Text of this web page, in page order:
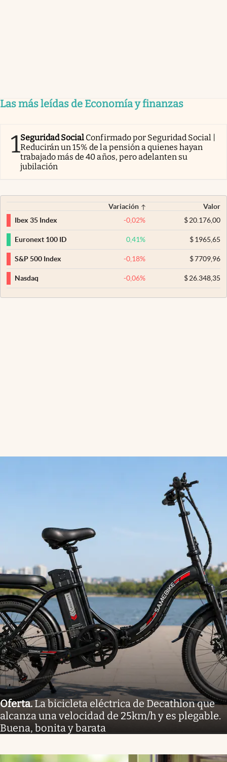
Las más leídas de Economía y finanzas
1Seguridad Social Confirmado por Seguridad Social |
Reducirán un 15% de la pensión a quienes hayan
trabajado más de 40 años, pero adelanten su
jubilación
Variación
Valor
Ibex 35 Index
-0,02% $20.176,00
Euronext 100 ID 0,41% $1965,65
S&P 500 Index -0,18% $7709,96
Nasdaq -0,06% $26.348,35
Oferta.La bicicleta eléctrica de Decathlon que
alcanza una velocidad de 25km/h y es plegable.
Buena, bonita y barata